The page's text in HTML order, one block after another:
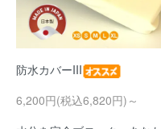
防水カバーIII
6,200円(税込6,820円)～